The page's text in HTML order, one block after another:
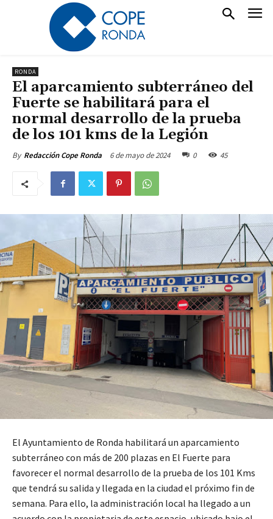
RONDA
El aparcamiento subterráneo del
Fuerte se habilitará para el
normal desarrollo de la prueba
de los 101 kms de la Legión
By Redacción Cope Ronda 6 de mayo de 2024 0 45
El Ayuntamiento de Ronda habilitará un aparcamiento
subterráneo con más de 200 plazas en El Fuerte para
favorecer el normal desarrollo de la prueba de los 101 Kms
que tendrá su salida y llegada en la ciudad el próximo fin de
semana. Para ello, la administración local ha llegado a un